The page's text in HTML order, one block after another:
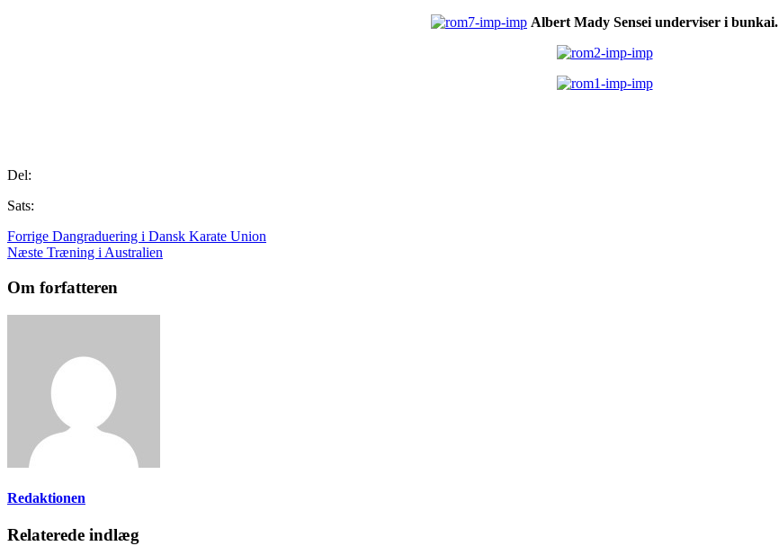
Albert Mady Sensei underviser i bunkai.
Del:
Sats:
Forrige Dangraduering i Dansk Karate Union
Næste Træning i Australien
Om forfatteren
Redaktionen
Relaterede indlæg